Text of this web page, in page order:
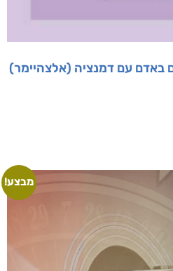
באדם עם דמנציה (אלצהיימר)
מבצע!